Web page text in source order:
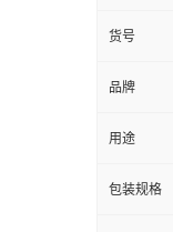
货号
品牌
用途
包装规格